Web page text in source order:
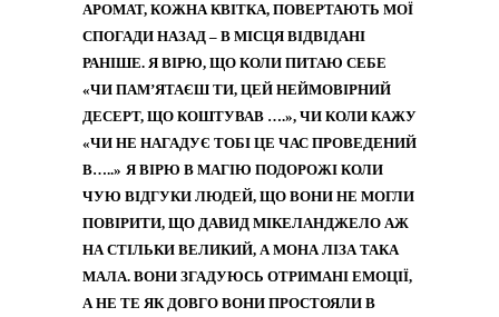
АРОМАТ, КОЖНА КВІТКА, ПОВЕРТАЮТЬ МОЇ
СПОГАДИ НАЗАД – В МІСЦЯ ВІДВІДАНІ
РАНІШЕ. Я ВІРЮ, ЩО КОЛИ ПИТАЮ СЕБЕ
«ЧИ ПАМ’ЯТАЄШ ТИ, ЦЕЙ НЕЙМОВІРНИЙ
ДЕСЕРТ, ЩО КОШТУВАВ ….», ЧИ КОЛИ КАЖУ
«ЧИ НЕ НАГАДУЄ ТОБІ ЦЕ ЧАС ПРОВЕДЕНИЙ
В…..» Я ВІРЮ В МАГІЮ ПОДОРОЖІ КОЛИ
ЧУЮ ВІДГУКИ ЛЮДЕЙ, ЩО ВОНИ НЕ МОГЛИ
ПОВІРИТИ, ЩО ДАВИД МІКЕЛАНДЖЕЛО АЖ
НА СТІЛЬКИ ВЕЛИКИЙ, А МОНА ЛІЗА ТАКА
МАЛА. ВОНИ ЗГАДУЮСЬ ОТРИМАНІ ЕМОЦІЇ,
А НЕ ТЕ ЯК ДОВГО ВОНИ ПРОСТОЯЛИ В